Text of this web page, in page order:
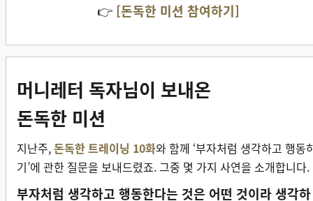
👉 [돈독한 미션 참여하기]
머니레터 독자님이 보내온
돈독한 미션
지난주,돈독한 트레이닝 10화와 함께 ‘부자처럼 생각하고 행동
기’에 관한 질문을 보내드렸죠. 그중 몇 가지 사연을 소개합니다.
부자처럼 생각하고 행동한다는 것은 어떤 것이라 생각하